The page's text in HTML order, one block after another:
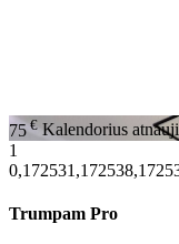
75€ Kalendorius
1
Trumpam Pro